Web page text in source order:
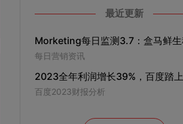
最近更新
每日营销资讯
百度2023财报分析